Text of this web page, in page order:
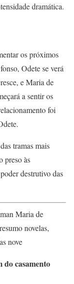
dramática.
os próximos
Odete se verá
e Maria de
a sentir os
foi
tramas mais
preso às
destrutivo das
Maria de
novelas,
nove
do casamento